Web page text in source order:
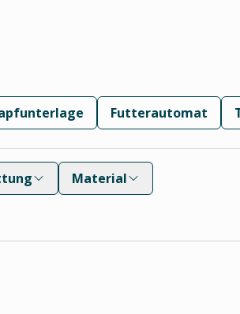
Futterautomat
Material